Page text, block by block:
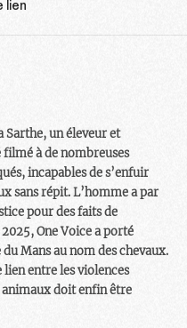
lien
Sarthe, un éleveur et
à de nombreuses
incapables de s’enfuir
sans répit. L’homme a par
pour des faits de
One Voice a porté
Mans au nom des chevaux.
entre les violences
animaux doit enfin être